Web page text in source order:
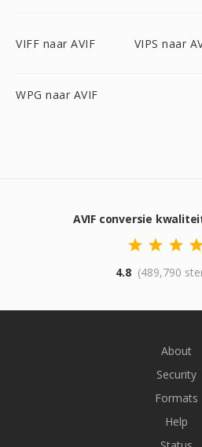
VIFF naar AVIF VIPS naar
WPG naar AVIF
AVIF conversie
4.8 (489,790
About
Security
Formats
Help